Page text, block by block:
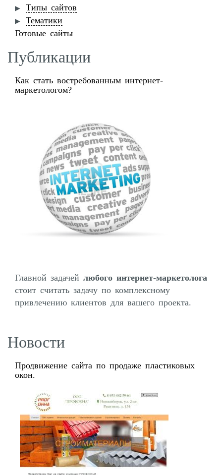
Типы сайтов
Тематики
Готовые сайты
Публикации
Как стать востребованным интернет-
маркетологом?
Главной задачей любого интернет-маркетолога
стоит считать задачу по комплексному
привлечению клиентов для вашего проекта.
Новости
Продвижение сайта по продаже пластиковых
окон.